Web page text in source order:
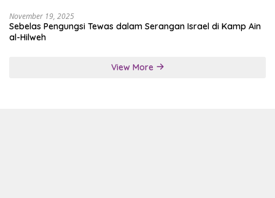
November 19, 2025
Sebelas Pengungsi Tewas dalam Serangan Israel di Kamp Ain
al-Hilweh
View More